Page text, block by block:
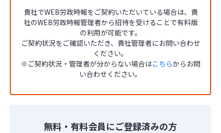
貴社でWEB労政時報をご契約いただいている場合は、貴
社のWEB労政時報管理者から招待を受けることで有料版
の利用が可能です。
ご契約状況をご確認いただき、貴社管理者にお問い合わせ
ください。
※ご契約状況・管理者が分からない場合はこちらからお問
い合わせください。
無料・有料会員にご登録済みの方